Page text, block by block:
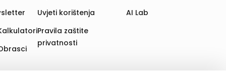
Uvjeti korištenja
Pravila zaštite
privatnosti
AI Lab